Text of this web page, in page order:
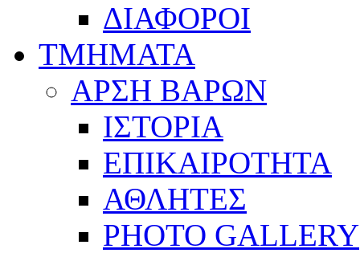
ΔΙΑΦΟΡΟΙ
ΤΜΗΜΑΤΑ
ΑΡΣΗ ΒΑΡΩΝ
ΙΣΤΟΡΙΑ
ΕΠΙΚΑΙΡΟΤΗΤΑ
ΑΘΛΗΤΕΣ
PHOTO GALLERY